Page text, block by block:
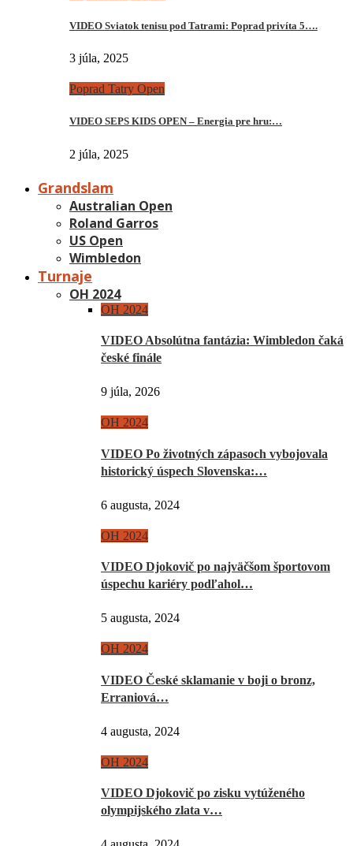
VIDEO Sviatok tenisu pod Tatrami: Poprad privíta 5….
3 júla, 2025
Poprad Tatry Open
VIDEO SEPS KIDS OPEN – Energia pre hru:…
2 júla, 2025
Grandslam
Australian Open
Roland Garros
US Open
Wimbledon
Turnaje
OH 2024
OH 2024
VIDEO Absolútna fantázia: Wimbledon čaká
české finále
9 júla, 2026
OH 2024
VIDEO Po životných zápasoch vybojovala
historický úspech Slovenska:…
6 augusta, 2024
OH 2024
VIDEO Djokovič po najväčšom športovom
úspechu kariéry podľahol…
5 augusta, 2024
OH 2024
VIDEO České sklamanie v boji o bronz,
Erraniová…
4 augusta, 2024
OH 2024
VIDEO Djokovič po zisku vytúženého
olympijského zlata v…